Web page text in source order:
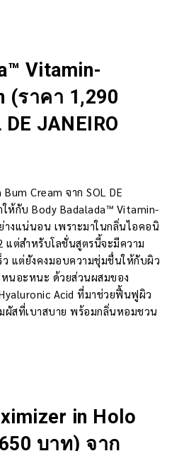
Vitamin-
(ราคา 1,290
JANEIRO
Cream จาก SOL DE
ให้กับ Body Badalada™ Vitamin-
งแน่นอน เพราะมาในกลิ่นไอคอนิ
แต่สำหรับโลชั่นสูตรนี้จะมีความ
แต่ยังคงมอบความชุ่มชื่นให้กับผิว
หนอะหนะ ด้วยส่วนผสมของ
Acid ที่มาช่วยฟื้นฟูผิว
สที่เบาสบาย พร้อมกลิ่นหอมชวน
in Holo
บาท) จาก